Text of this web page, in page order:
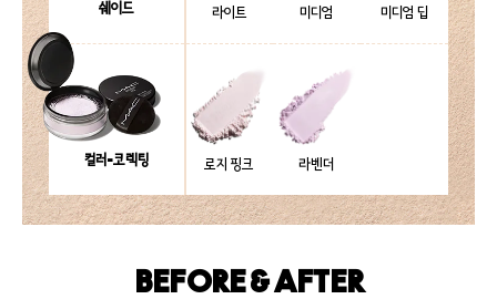
쉐이드 라이트 미디엄 미디엄 딥
컬러-코렉팅 로지 핑크 라벤더
BEFORE & AFTER